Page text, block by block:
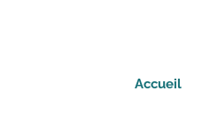
Accueil